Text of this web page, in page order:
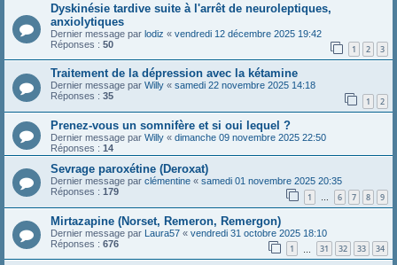
Dyskinésie tardive suite à l'arrêt de neuroleptiques,
anxiolytiques
Dernier message par lodiz « vendredi 12 décembre 2025 19:42
Réponses : 50 1 2 3
Traitement de la dépression avec la kétamine
Dernier message par Willy « samedi 22 novembre 2025 14:18
Réponses : 35 1 2
Prenez-vous un somnifère et si oui lequel ?
Dernier message par Willy « dimanche 09 novembre 2025 22:50
Réponses : 14
Sevrage paroxétine (Deroxat)
Dernier message par clémentine « samedi 01 novembre 2025 20:35
Réponses : 179 1 … 6 7 8 9
Mirtazapine (Norset, Remeron, Remergon)
Dernier message par Laura57 « vendredi 31 octobre 2025 18:10
Réponses : 676 1 31 32 33 34